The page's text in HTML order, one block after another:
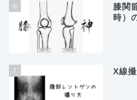
6
膝関
時）
7 X線